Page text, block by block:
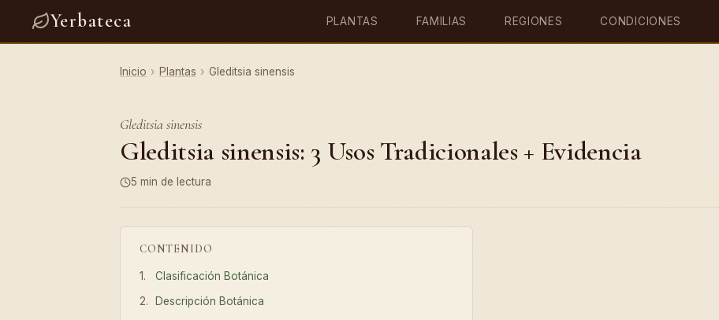
Yerbateca PLANTAS FAMILIAS REGIONES CONDICIONES
Inicio › Plantas › Gleditsia sinensis
Gleditsia sinensis
Gleditsia sinensis: 3 Usos Tradicionales + Evidencia
5 min de lectura
CONTENIDO
Clasificación Botánica
Descripción Botánica